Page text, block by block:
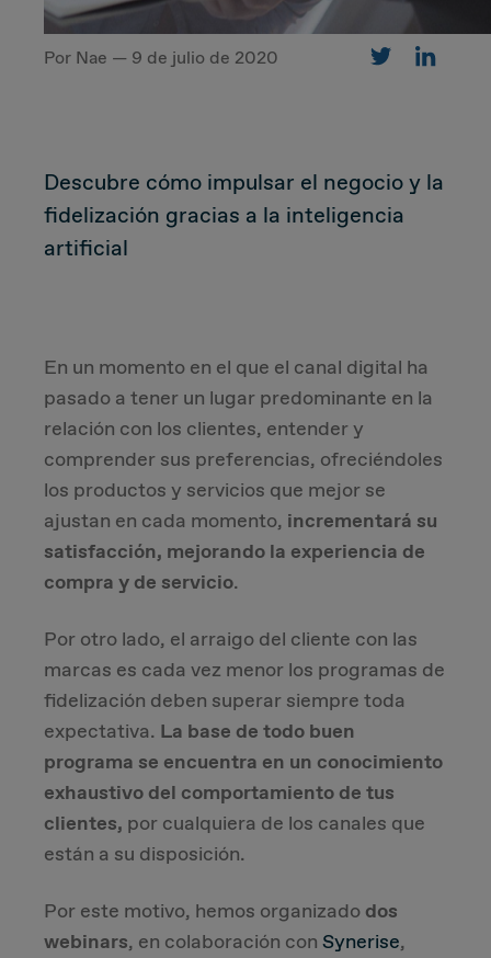
CUSTOMER
Marketing Strategy
Customer Experience
DEAL & STRATEGY
Due Diligence
Carve-out
Post Merger Integration
Business Strategy
Market Strategy & Screening Analysis
Performance Transformation
Por Nae — 9 de julio de 2020
Descubre cómo impulsar el negocio y la
fidelización gracias a la inteligencia
artificial
En un momento en el que el canal digital ha
pasado a tener un lugar predominante en la
relación con los clientes, entender y
comprender sus preferencias, ofreciéndoles
los productos y servicios que mejor se
ajustan en cada momento, incrementará su
satisfacción, mejorando la experiencia de
compra y de servicio.
Por otro lado, el arraigo del cliente con las
marcas es cada vez menor los programas de
fidelización deben superar siempre toda
expectativa. La base de todo buen
programa se encuentra en un conocimiento
exhaustivo del comportamiento de tus
clientes, por cualquiera de los canales que
están a su disposición.
Por este motivo, hemos organizado dos
webinars, en colaboración con Synerise,